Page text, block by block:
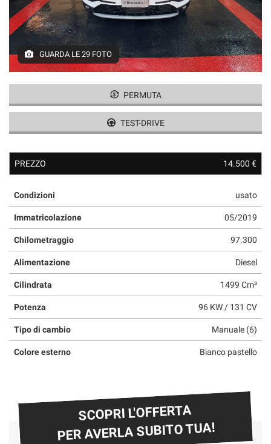
GUARDA LE 29 FOTO
PERMUTA
TEST-DRIVE
PREZZO 14.500 €
Condizioni usato
Immatricolazione 05/2019
Chilometraggio 97.300
Alimentazione Diesel
Cilindrata 1499 Cm³
Potenza 96 KW / 131 CV
Tipo di cambio Manuale (6)
Colore esterno Bianco pastello
SCOPRI L'OFFERTA
PER AVERLA SUBITO TUA!